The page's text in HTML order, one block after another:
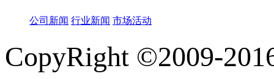
公司新闻 行业新闻 市场活动
CopyRight ©2009-